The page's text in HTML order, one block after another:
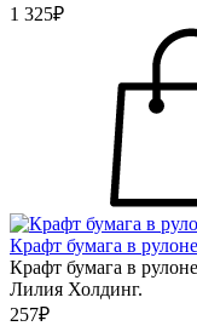
1 325₽
Крафт бумага в
Крафт бумага в
Лилия Холдинг.
257₽